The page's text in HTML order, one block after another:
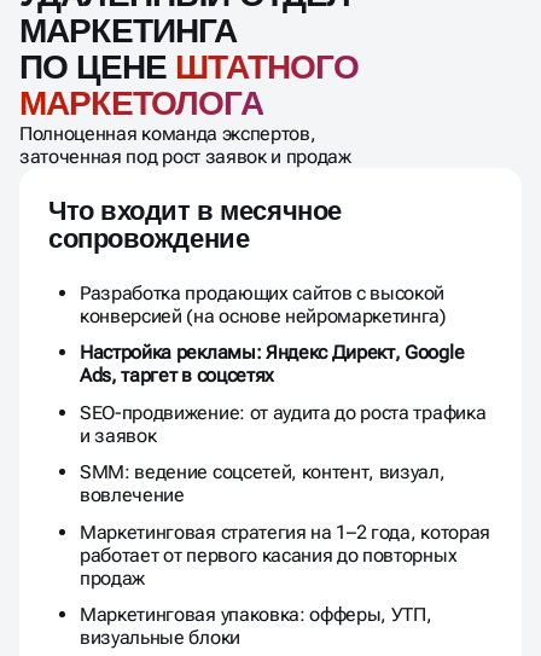
МАРКЕТИНГА
ПО ЦЕНЕ ШТАТНОГО
МАРКЕТОЛОГА
Полноценная команда экспертов,
заточенная под рост заявок и продаж
Что входит в месячное
сопровождение
Разработка продающих сайтов с высокой
конверсией (на основе нейромаркетинга)
Настройка рекламы: Яндекс Директ, Google
Ads, таргет в соцсетях
SEO-продвижение: от аудита до роста трафика
и заявок
SMM: ведение соцсетей, контент, визуал,
вовлечение
Маркетинговая стратегия на 1–2 года, которая
работает от первого касания до повторных
продаж
Маркетинговая упаковка: офферы, УТП,
визуальные блоки